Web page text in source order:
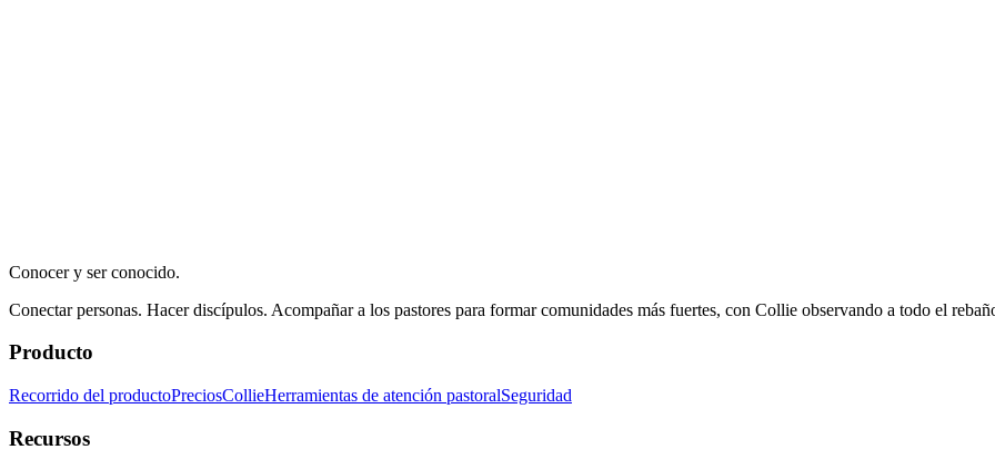
Conocer y ser conocido.
Conectar personas. Hacer discípulos. Acompañar a los pastores para formar comunidades más fuertes, con Collie observando a todo el
Producto
Recorrido del productoPreciosCollieHerramientas de atención pastoralSeguridad
Recursos